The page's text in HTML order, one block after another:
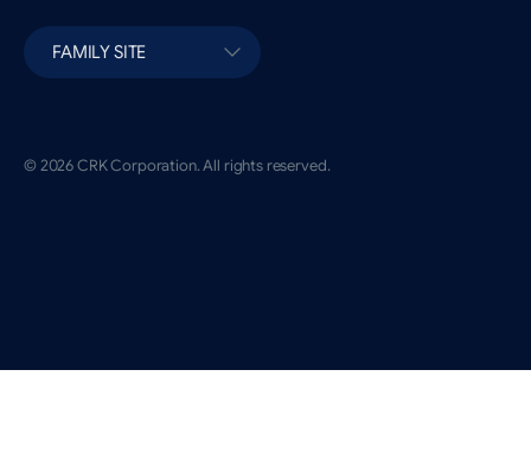
FAMILY SITE
© 2026 CRK Corporation. All rights reserved.